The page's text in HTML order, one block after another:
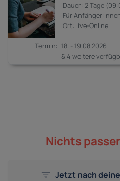
2 Tage
18. - 19.08.2026
& 4 weitere
Nichts
Jetzt nach